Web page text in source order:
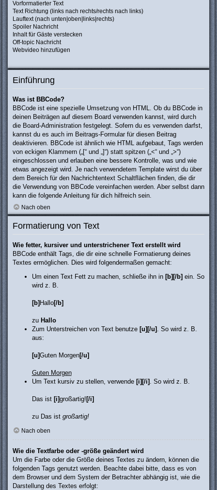
Vorformatierter Text
Text Richtung (links nach rechts/rechts nach links)
Lauftext (nach unten|oben|links|rechts)
Spoiler Nachricht
Inhalt für Gäste verstecken
Off-topic Nachricht
Webvideo hinzufügen
Einführung
Was ist BBCode?
BBCode ist eine spezielle Umsetzung von HTML. Ob du BBCode in
deinen Beiträgen auf diesem Board verwenden kannst, wird durch
die Board-Administration festgelegt. Sofern du es verwenden darfst,
kannst du es auch im Beitrags-Formular für diesen Beitrag
deaktivieren. BBCode ist ähnlich wie HTML aufgebaut, Tags werden
von eckigen Klammern („[“ und „]“) statt spitzen („<“ und „>“)
eingeschlossen und erlauben eine bessere Kontrolle, was und wie
etwas angezeigt wird. Je nach verwendetem Template wirst du über
dem Bereich für den Nachrichtentext Schaltflächen finden, die dir
die Verwendung von BBCode vereinfachen werden. Aber selbst dann
kann die folgende Anleitung für dich hilfreich sein.
Nach oben
Formatierung von Text
Wie fetter, kursiver und unterstrichener Text erstellt wird
BBCode enthält Tags, die dir eine schnelle Formatierung deines
Textes ermöglichen. Dies wird folgendermaßen gemacht:
Um einen Text Fett zu machen, schließe ihn in [b][/b] ein. So
wird z. B.
[b] Hallo[/b]
zu Hallo
Zum Unterstreichen von Text benutze [u][/u]
. So wird z. B.
aus:
[u]Guten Morgen[/u]
Guten Morgen
Um Text kursiv zu stellen, verwende [i][/i] . So wird z. B.
Das ist [i]großartig! [/i]
zu Das ist großartig!
Nach oben
Wie die Textfarbe oder -größe geändert wird
Um die Farbe oder die Größe deines Textes zu ändern, können die
folgenden Tags genutzt werden. Beachte dabei bitte, dass es von
dem Browser und dem System der Betrachter abhängig ist, wie die
Darstellung des Textes erfolgt: